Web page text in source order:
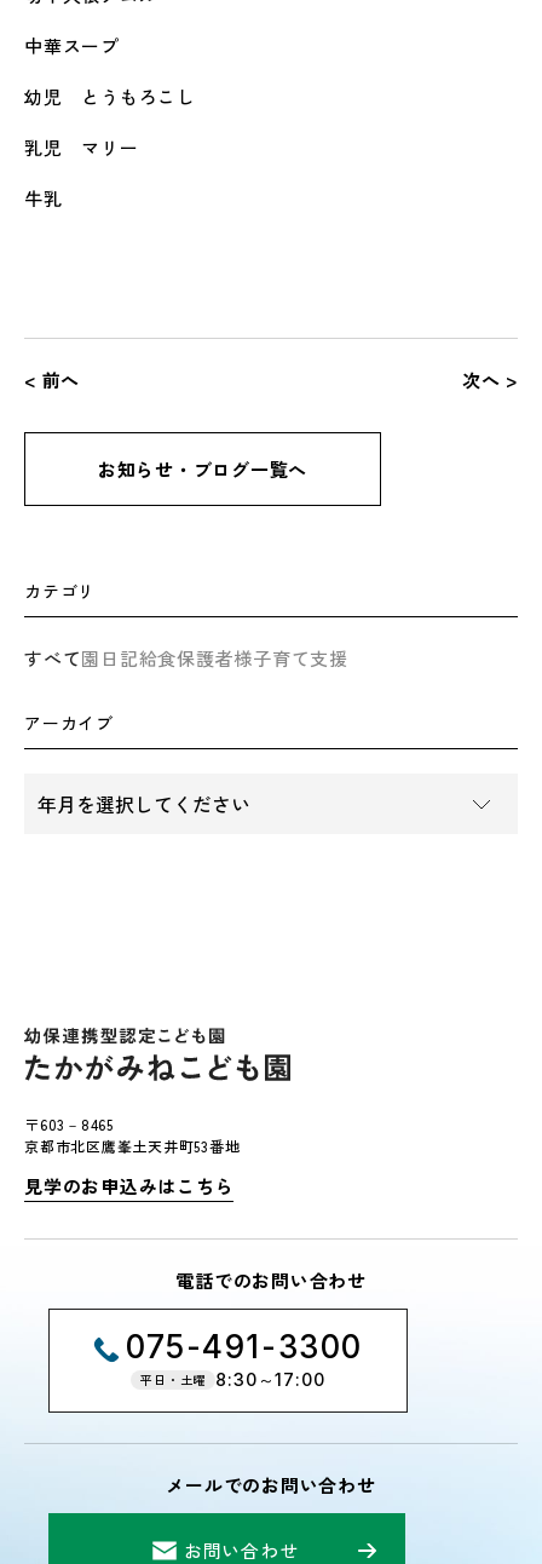
中華スープ
幼児 とうもろこし
乳児 マリー
牛乳
< 前へ 次へ >
お知らせ・ブログ一覧へ
カテゴリ
すべて園日記給食保護者様子育て支援
アーカイブ
〒603－8465
京都市北区鷹峯土天井町53番地
見学のお申込みはこちら
電話でのお問い合わせ
075-491-3300
平日・土曜 8:30～17:00
メールでのお問い合わせ
お問い合わせ